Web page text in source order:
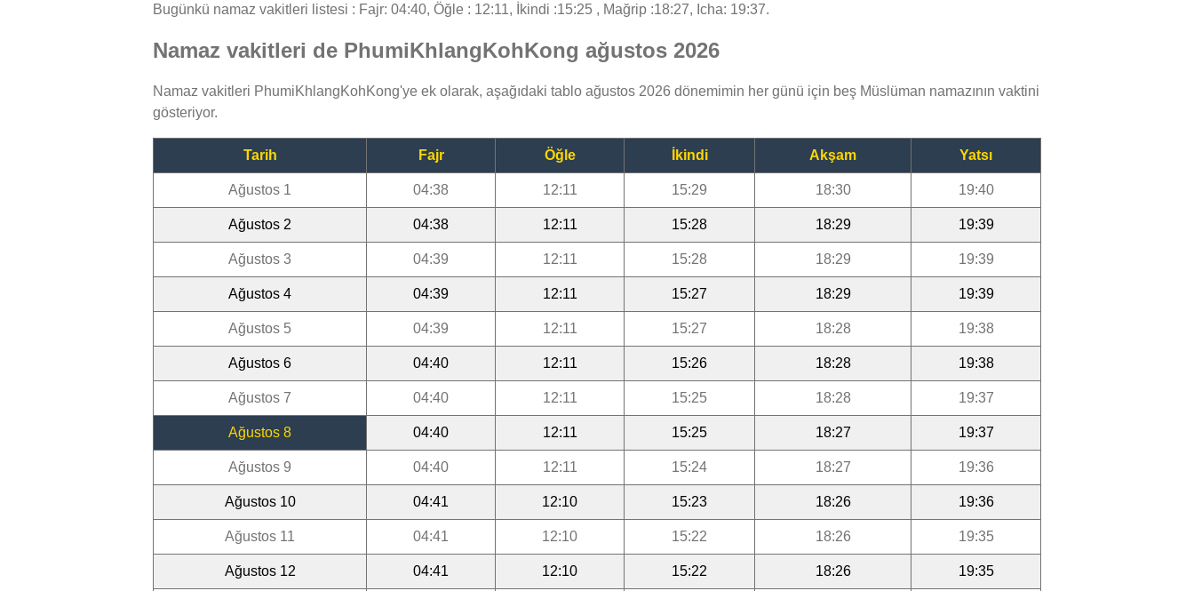
Bugünkü namaz vakitleri listesi : Fajr: 04:40, Öğle : 12:11, İkindi :15:25 , Mağrip :18:27, Icha: 19:37.
Namaz vakitleri de PhumiKhlangKohKong ağustos 2026
Namaz vakitleri PhumiKhlangKohKong'ye ek olarak, aşağıdaki tablo ağustos 2026 dönemimin her günü için beş Müslüman namazının vaktini
gösteriyor.
Tarih Fajr Öğle İkindi Akşam Yatsı
Ağustos 1 04:38 12:11 15:29 18:30 19:40
Ağustos 2 04:38 12:11 15:28 18:29 19:39
Ağustos 3 04:39 12:11 15:28 18:29 19:39
Ağustos 4 04:39 12:11 15:27 18:29 19:39
Ağustos 5 04:39 12:11 15:27 18:28 19:38
Ağustos 6 04:40 12:11 15:26 18:28 19:38
Ağustos 7 04:40 12:11 15:25 18:28 19:37
Ağustos 8 04:40 12:11 15:25 18:27 19:37
Ağustos 9 04:40 12:11 15:24 18:27 19:36
Ağustos 10 04:41 12:10 15:23 18:26 19:36
Ağustos 11 04:41 12:10 15:22 18:26 19:35
Ağustos 12 04:41 12:10 15:22 18:26 19:35